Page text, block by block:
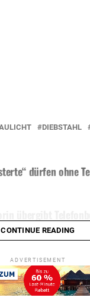
DIEBSTAHL
dürfen ohne
CONTINUE READING
ADVERTISEMENT